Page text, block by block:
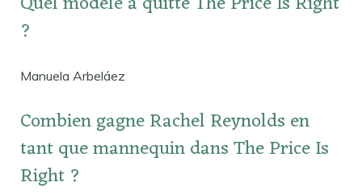
?
Manuela Arbeláez
Combien gagne Rachel Reynolds en
tant que mannequin dans The Price Is
Right ?